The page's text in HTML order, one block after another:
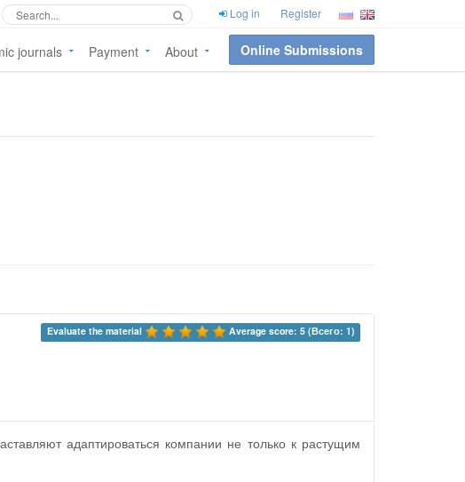
Log in Register
journals Payment About Online Submissions
Evaluate the material Average score: 5 (Всего: 1)
адаптироваться компании не только к растущим